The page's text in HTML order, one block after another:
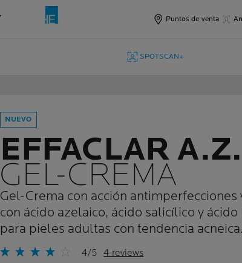
Puntos de venta
SPOTSCAN+
NUEVO
EFFACLAR A.Z.
GEL-CREMA
Gel-Crema con acción antimperfecciones
con ácido azelaico, ácido salicílico y
para pieles adultas con tendencia acneica.
4/5 4 reviews